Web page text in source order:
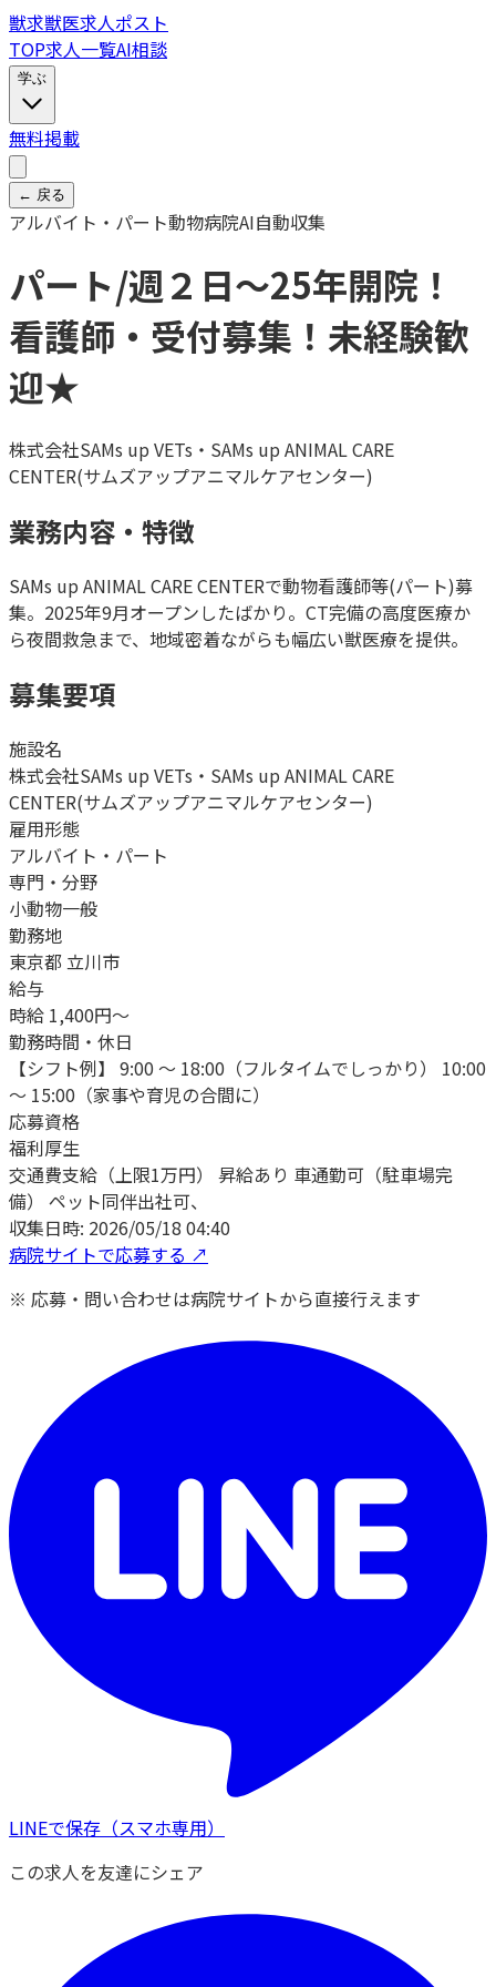
獣求獣医求人ポスト
TOP求人一覧AI相談
学ぶ
無料掲載
← 戻る
アルバイト・パート動物病院AI自動収集
パート/週２日～25年開院！
看護師・受付募集！未経験歓
迎★
株式会社SAMs up VETs・SAMs up ANIMAL CARE
CENTER(サムズアップアニマルケアセンター)
業務内容・特徴
SAMs up ANIMAL CARE CENTERで動物看護師等(パート)募
集。2025年9月オープンしたばかり。CT完備の高度医療か
ら夜間救急まで、地域密着ながらも幅広い獣医療を提供。
募集要項
施設名
株式会社SAMs up VETs・SAMs up ANIMAL CARE
CENTER(サムズアップアニマルケアセンター)
雇用形態
アルバイト・パート
専門・分野
小動物一般
勤務地
東京都 立川市
給与
時給 1,400円～
勤務時間・休日
【シフト例】 9:00 ～ 18:00（フルタイムでしっかり） 10:00
～ 15:00（家事や育児の合間に）
応募資格
福利厚生
交通費支給（上限1万円） 昇給あり 車通勤可（駐車場完
備） ペット同伴出社可、
収集日時: 2026/05/18 04:40
病院サイトで応募する ↗
※ 応募・問い合わせは病院サイトから直接行えます
LINEで保存 （スマホ専用）
この求人を友達にシェア